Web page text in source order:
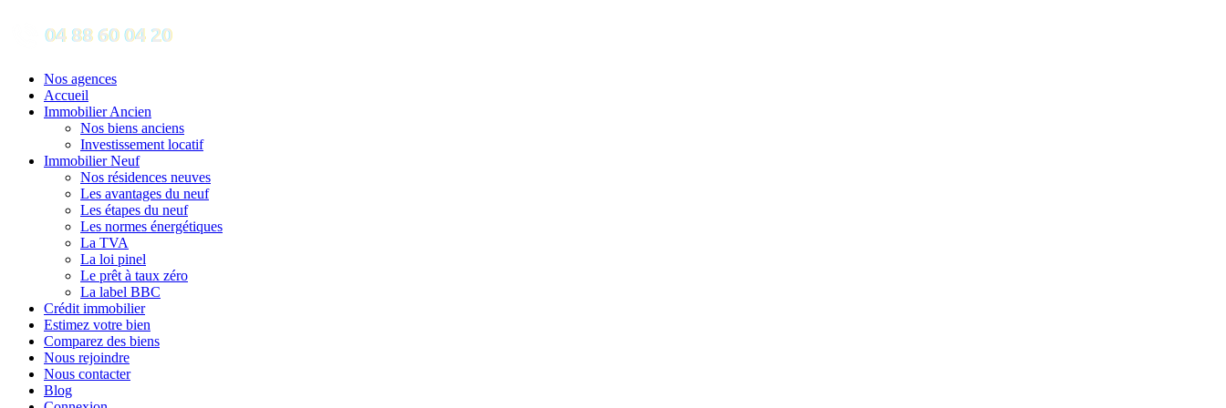
Nos agences
Accueil
Immobilier Ancien
Nos biens anciens
Investissement locatif
Immobilier Neuf
Nos résidences neuves
Les avantages du neuf
Les étapes du neuf
Les normes énergétiques
La TVA
La loi pinel
Le prêt à taux zéro
La label BBC
Crédit immobilier
Estimez votre bien
Comparez des biens
Nous rejoindre
Nous contacter
Blog